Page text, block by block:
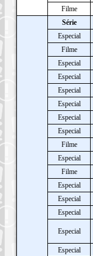
Filme
Série
Especial
Filme
Especial
Especial
Especial
Especial
Especial
Especial
Filme
Especial
Filme
Especial
Especial
Especial
Especial
Especial